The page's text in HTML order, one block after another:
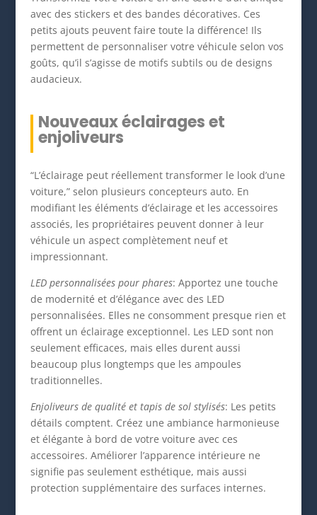
avec des stickers et des bandes décoratives. Ces
petits ajouts peuvent faire toute la différence! Ils
permettent de personnaliser votre véhicule selon vos
goûts, qu’il s’agisse de motifs subtils ou de designs
audacieux.
Nouveaux éclairages et
enjoliveurs
“L’éclairage peut réellement transformer le look d’une
voiture,” selon plusieurs concepteurs auto. En
modifiant les éléments d’éclairage et les accessoires
associés, les propriétaires peuvent donner à leur
véhicule un aspect complètement neuf et
impressionnant.
LED personnalisées pour phares: Apportez une touche
de modernité et d’élégance avec des LED
personnalisées. Elles ne consomment presque rien et
offrent un éclairage exceptionnel. Les LED sont non
seulement efficaces, mais elles durent aussi
beaucoup plus longtemps que les ampoules
traditionnelles.
Enjoliveurs de qualité et tapis de sol stylisés: Les petits
détails comptent. Créez une ambiance harmonieuse
et élégante à bord de votre voiture avec ces
accessoires. Améliorer l’apparence intérieure ne
signifie pas seulement esthétique, mais aussi
protection supplémentaire des surfaces internes.